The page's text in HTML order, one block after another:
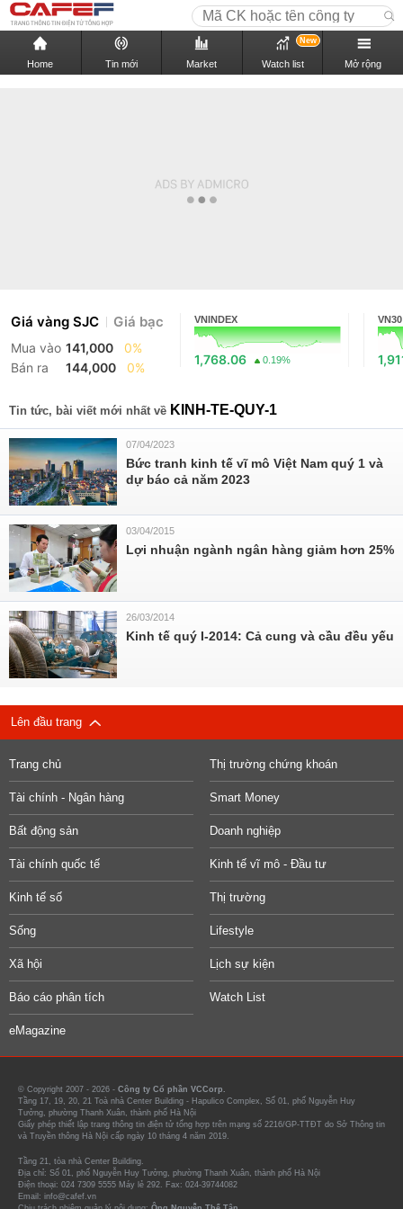
Home Tin mới Market Watch list
New
Mở rộng
Giá vàng SJC Giá bạc
Mua vào 141,000
0%
Bán ra
144,000 0%
VNINDEX
1,768.06 0.19%
VN30
Tin tức, bài viết mới nhất về KINH-TE-QUY-1
07/04/2023
Bức tranh kinh tế vĩ mô Việt Nam quý 1 và
dự báo cả năm 2023
03/04/2015
Lợi nhuận ngành ngân hàng giảm hơn 25%
26/03/2014
Kinh tế quý I-2014: Cả cung và cầu đều yếu
Lên đầu trang
Trang chủ Thị trường chứng khoán
Tài chính - Ngân hàng Smart Money
Bất động sản Doanh nghiệp
Tài chính quốc tế Kinh tế vĩ mô - Đầu tư
Kinh tế số Thị trường
Sống Lifestyle
Xã hội Lịch sự kiện
Báo cáo phân tích Watch List
eMagazine
© Copyright 2007 - 2026 - Công ty Cổ phần VCCorp.
Tầng 17, 19, 20, 21 Toà nhà Center Building - Hapulico Complex, Số 01, phố Nguyễn Huy
Tưởng, phường Thanh Xuân, thành phố Hà Nội
Giấy phép thiết lập trang thông tin điện tử tổng hợp trên mạng số 2216/GP-TTĐT do Sở Thông tin
và Truyền thông Hà Nội cấp ngày 10 tháng 4 năm 2019.
Tầng 21, tòa nhà Center Building.
Địa chỉ: Số 01, phố Nguyễn Huy Tưởng, phường Thanh Xuân, thành phố Hà Nội
Điện thoại: 024 7309 5555 Máy lẻ 292. Fax: 024-39744082
Email: info@cafef.vn